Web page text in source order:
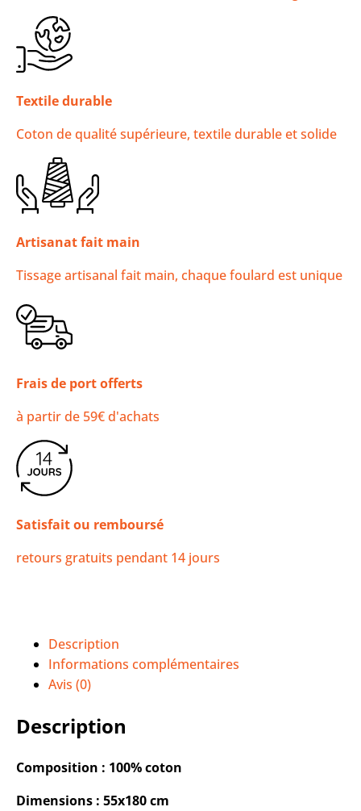
Textile durable
Coton de qualité supérieure, textile durable et solide
Artisanat fait main
Tissage artisanal fait main, chaque foulard est unique
Frais de port offerts
à partir de 59€ d'achats
Satisfait ou remboursé
retours gratuits pendant 14 jours
Description
Informations complémentaires
Avis (0)
Description
Composition : 100% coton
Dimensions : 55x180 cm